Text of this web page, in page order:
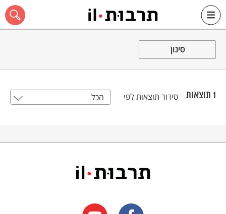
כל האתר
סינון
1 תוצאות סידור תוצאות לפי הכל